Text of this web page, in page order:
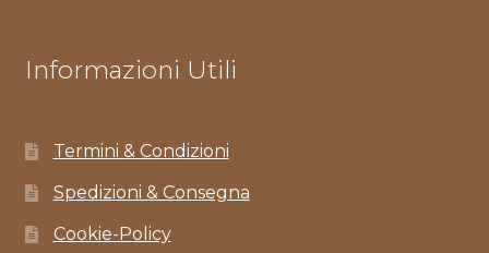
Informazioni Utili
Termini & Condizioni
Spedizioni & Consegna
Cookie-Policy